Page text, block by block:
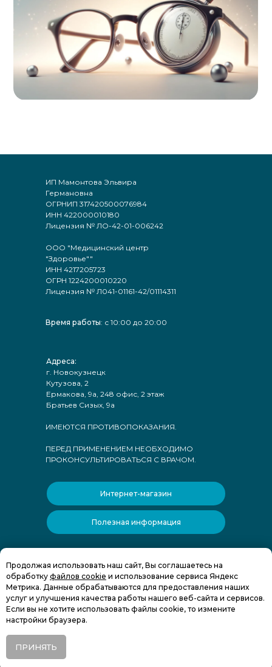
Продолжая использовать наш сайт, Вы соглашаетесь на
обработку файлов cookie и использование сервиса Яндекс
Метрика. Данные обрабатываются для предоставления наших
услуг и улучшения качества работы нашего веб-сайта и сервисов.
Если вы не хотите использовать файлы cookie, то измените
настройки браузера.
ПРИНЯТЬ
ИП Мамонтова Эльвира
Германовна
ОГРНИП 317420500076984
ИНН 422000010180
Лицензия № ЛО-42-01-006242
ООО "Медицинский центр
"Здоровье""
ИНН 4217205723
ОГРН 1224200010220
Лицензия № Л041-01161-42/01114311
Публичная оферта
Политика конфиденциальности
ИМЕЮТСЯ ПРОТИВОПОКАЗАНИЯ.
ПЕРЕД ПРИМЕНЕНИЕМ НЕОБХОДИМО
ПРОКОНСУЛЬТИРОВАТЬСЯ С ВРАЧОМ.
Время работы: с 10:00 до 20:00
Адреса:
г. Новокузнецк
Кутузова, 2
Ермакова, 9а, 248 офис, 2 этаж
Братьев Сизых, 9а
Полезная информация
Интернет-магазин